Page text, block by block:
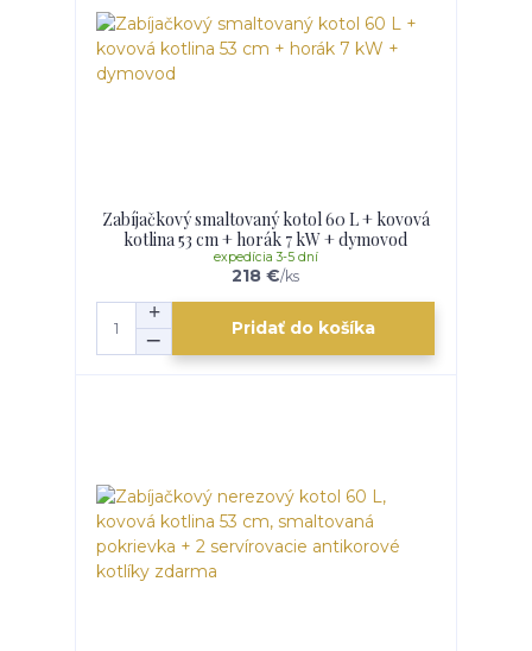
Zabíjačkový smaltovaný kotol 60 L + kovová
kotlina 53 cm + horák 7 kW + dymovod
218 €/ks
expedícia 3-5 dní
Pridať do košíka